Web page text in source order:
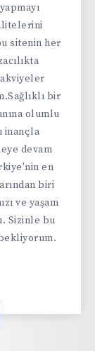
sitenin her
bir
olumlu
inançla
devam
en
biri
ve yaşam
Sizinle bu